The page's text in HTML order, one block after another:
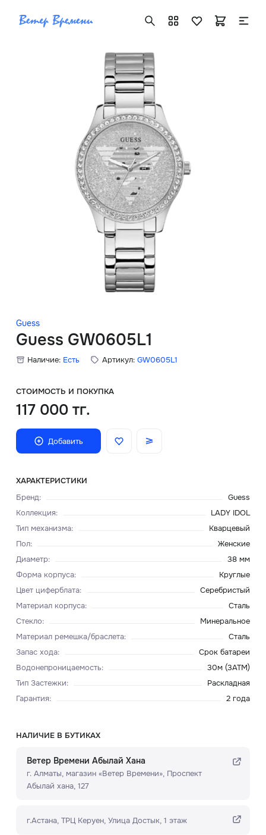
Guess
Guess GW0605L1
Наличие: Есть Артикул: GW0605L1
СТОИМОСТЬ И ПОКУПКА
117 000 тг.
Добавить
ХАРАКТЕРИСТИКИ
Бренд:
Guess
Коллекция:
LADY IDOL
Тип механизма:
Кварцевый
Пол:
Женские
Диаметр:
38 мм
Форма корпуса:
Круглые
Цвет циферблата:
Серебристый
Материал корпуса:
Сталь
Стекло:
Минеральное
Материал ремешка/браслета:
Сталь
Запас хода:
Срок батареи
Водонепроницаемость:
30м (3ATM)
Тип Застежки:
Раскладная
Гарантия: 2 года
НАЛИЧИЕ В БУТИКАХ
Ветер Времени Абылай Хана
г. Алматы, ​магазин «Ветер Времени»​, Проспект
Абылай хана, 127
г.Астана, ТРЦ Керуен​, Улица Достык, 1 этаж
+7 ( 705 ) 181-42-50
info@vetervremeni.kz
Авторизация
Каталог
Мужские часы
Женские часы
Скидки
Главная
О нас